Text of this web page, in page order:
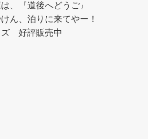
、『道後へどうご』
ん、泊りに来てやー！
ズ 好評販売中